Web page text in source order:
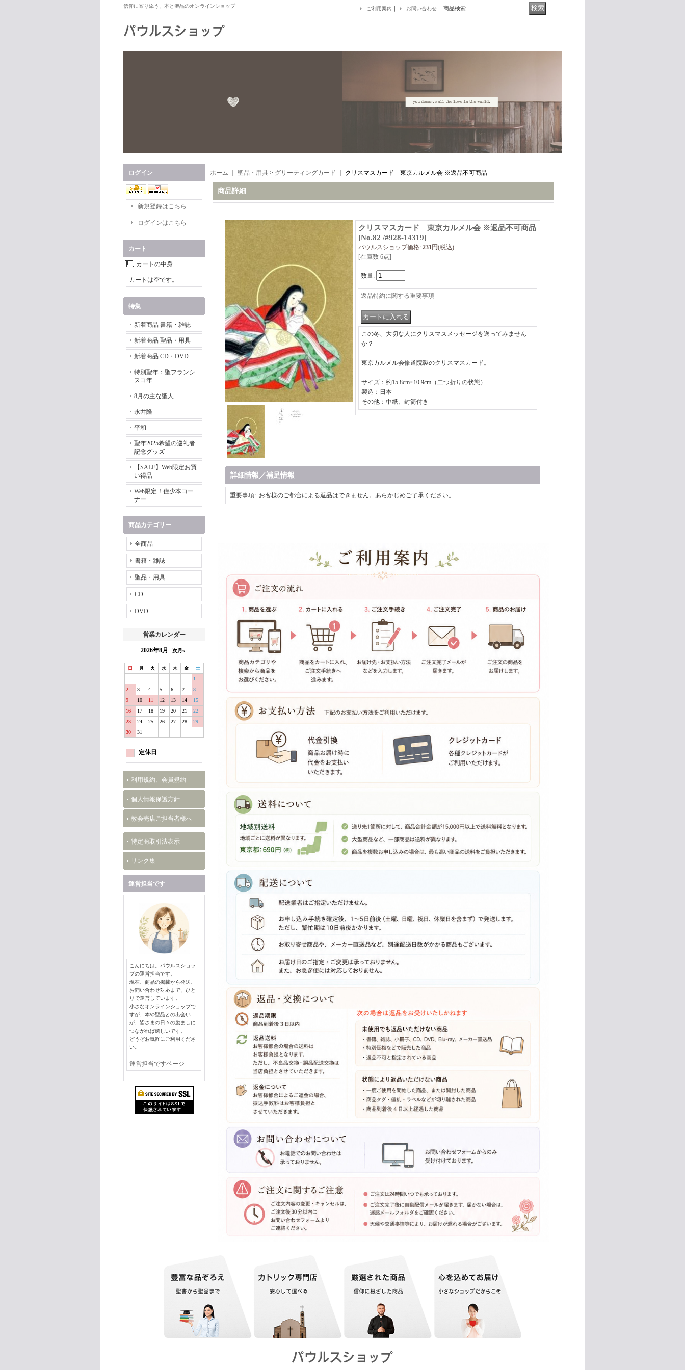
信仰に寄り添う、本と聖品のオンラインショップ ご利用案内 ｜ お問い合わせ 商品検索:
ログイン
新規登録はこちら
ログインはこちら
カート
カートの中身
カートは空です。
特集
新着商品 書籍・雑誌
新着商品 聖品・用具
新着商品 CD・DVD
特別聖年：聖フランシ
スコ年
8月の主な聖人
永井隆
平和
聖年2025希望の巡礼者
記念グッズ
【SALE】Web限定お買
い得品
Web限定！僅少本コー
ナー
商品カテゴリー
全商品
書籍・雑誌
聖品・用具
CD
DVD
営業カレンダー
2026年8月 次月»
日 月 火 水 木 金 土
1
2
3 4 5 6 7
8
9
10 11 12 13 14
15
16
17 18 19 20 21
22
23
24 25 26 27 28
29
30
31
定休日
利用規約、会員規約
個人情報保護方針
教会売店ご担当者様へ
特定商取引法表示
リンク集
運営担当です
こんにちは。パウルスショッ
プの運営担当です。
現在、商品の掲載から発送、
お問い合わせ対応まで、ひと
りで運営しています。
小さなオンラインショップで
すが、本や聖品との出会い
が、皆さまの日々の励ましに
つながれば嬉しいです。
どうぞお気軽にご利用くださ
い。
運営担当ですページ
ホーム 聖品・用具 > グリーティングカード クリスマスカード 東京カルメル会 ※返品不可商品
商品詳細
クリスマスカード 東京カルメル会 ※返品不可商品
[No.82 /#928-14319]
パウルスショップ価格: 231円(税込)
[在庫数 6点]
数量:
返品特約に関する重要事項
この冬、大切な人にクリスマスメッセージを送ってみません
か？
東京カルメル会修道院製のクリスマスカード。
サイズ：約15.8cm×10.9cm（二つ折りの状態）
製造：日本
その他：中紙、封筒付き
詳細情報／補足情報
重要事項: お客様のご都合による返品はできません。あらかじめご了承ください。